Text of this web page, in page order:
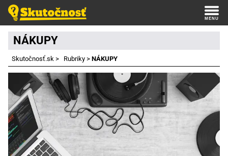
NÁKUPY
Skutočnosť.sk > Rubriky > NÁKUPY